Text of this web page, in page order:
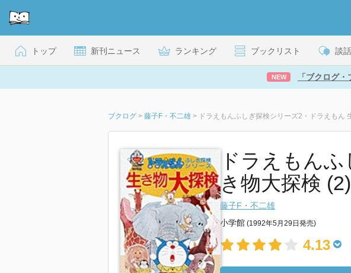
トップ 新刊ニュース ランキング ブックリスト 談
NEW 「ブクログ
ブクログ > 藤子F・不二雄 > ドラえもんふしぎ探検シリーズ2・ドラえもん
ドラえもん
き物大探検
藤子F・不二雄
小学館 (1992年5月29日発売)
4.13